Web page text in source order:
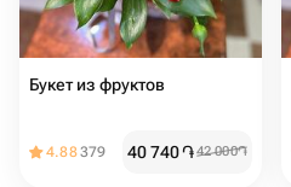
Букет из фруктов
4.88379 40 740֏42 000֏